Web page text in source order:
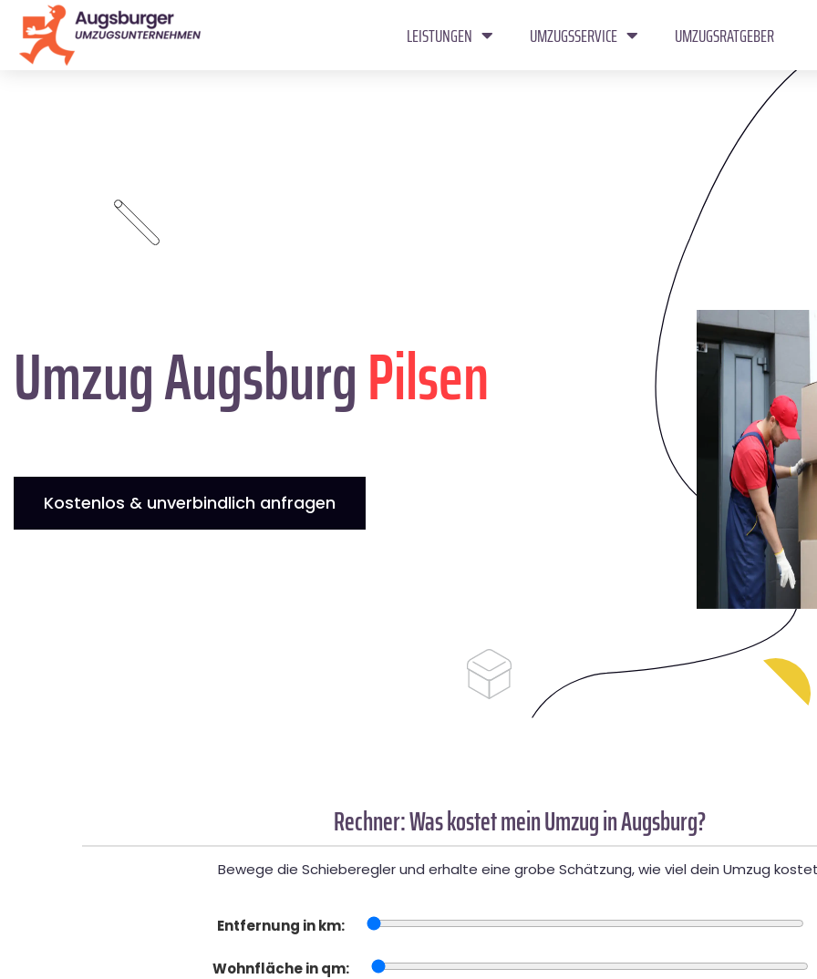
LEISTUNGEN UMZUGSSERVICE UMZUGSRATGEBER
Umzug AugsburgPilsen
Kostenlos & unverbindlich anfragen
Rechner: Was kostet mein Umzug in Augsburg?
Bewege die Schieberegler und erhalte eine grobe Schätzung, wie viel dein Umzug
Entfernung in km:
Wohnfläche in qm: